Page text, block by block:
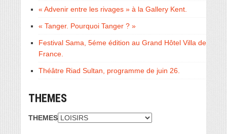
« Advenir entre les rivages » à la Gallery Kent.
« Tanger. Pourquoi Tanger ? »
Festival Sama, 5éme édition au Grand Hôtel Villa de
France.
Théâtre Riad Sultan, programme de juin 26.
THEMES
THEMES